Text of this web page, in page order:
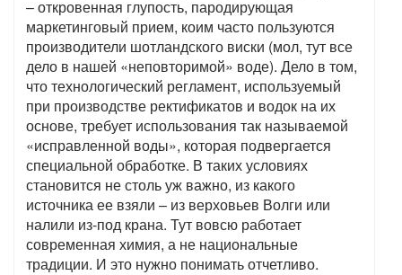
– откровенная глупость, пародирующая
маркетинговый прием, коим часто пользуются
производители шотландского виски (мол, тут все
дело в нашей «неповторимой» воде). Дело в том,
что технологический регламент, используемый
при производстве ректификатов и водок на их
основе, требует использования так называемой
«исправленной воды», которая подвергается
специальной обработке. В таких условиях
становится не столь уж важно, из какого
источника ее взяли – из верховьев Волги или
налили из-под крана. Тут вовсю работает
современная химия, а не национальные
традиции. И это нужно понимать отчетливо.